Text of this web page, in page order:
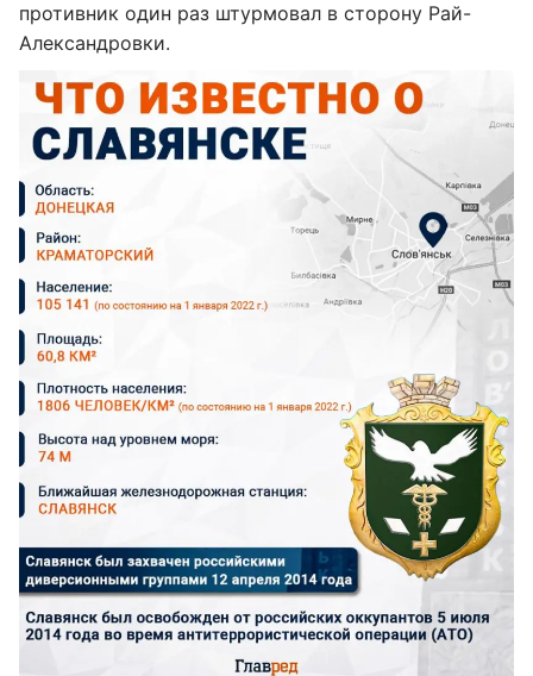
противник один раз штурмовал в сторону Рай-
Александровки.